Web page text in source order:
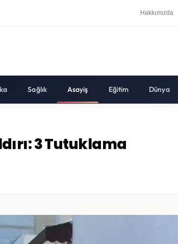
Hakkımızda
Sağlık Asayiş Eğitim Dünya
3 Tutuklama